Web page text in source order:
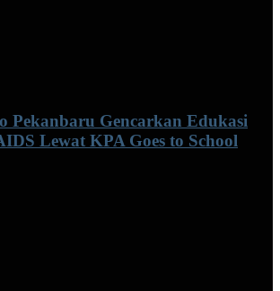
Pekanbaru Gencarkan Edukasi
Lewat KPA Goes to School